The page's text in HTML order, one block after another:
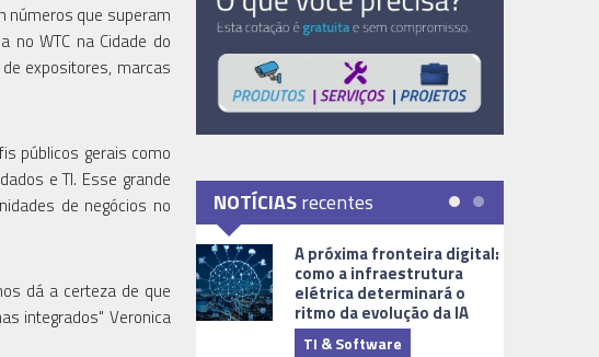
números que superam
no WTC na Cidade do
expositores, marcas
públicos gerais como
e TI. Esse grande
de negócios no
dá a certeza de que
integrados" Veronica
NOTÍCIASrecentes
A próxima fronteira digital:
como a infraestrutura
elétrica determinará o
ritmo da evolução da IA
TI & Software